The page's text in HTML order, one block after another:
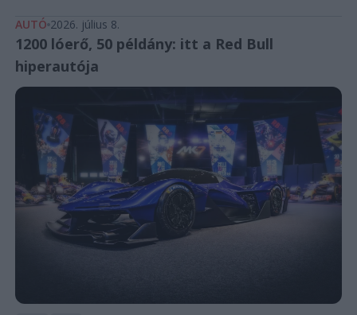
AUTÓ 2026. július 8.
1200 lóerő, 50 példány: itt a Red Bull
hiperautója